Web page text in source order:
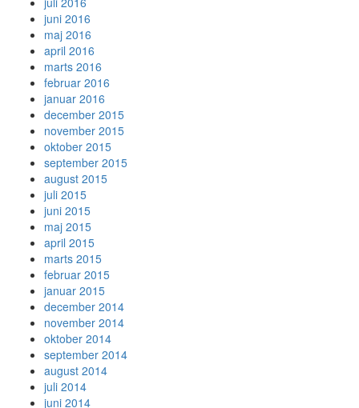
juni 2016
maj 2016
april 2016
marts 2016
februar 2016
januar 2016
december 2015
november 2015
oktober 2015
september 2015
august 2015
juli 2015
juni 2015
maj 2015
april 2015
marts 2015
februar 2015
januar 2015
december 2014
november 2014
oktober 2014
september 2014
august 2014
juli 2014
juni 2014